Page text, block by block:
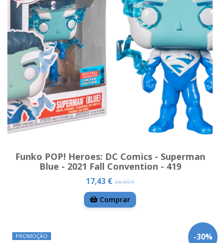
Funko POP! Heroes: DC Comics - Superman
Blue - 2021 Fall Convention - 419
17,43 €24,90 €
Comprar
-30%
PROMOÇÃO